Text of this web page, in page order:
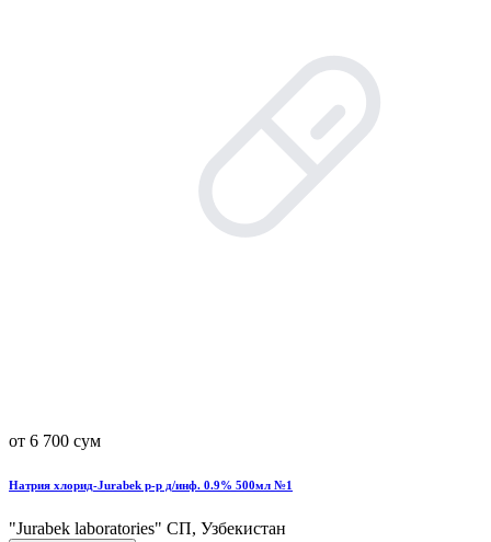
от 6 700 сум
Натрия хлорид-Jurabek р-р д/инф. 0.9% 500мл №1
"Jurabek laboratories" СП, Узбекистан